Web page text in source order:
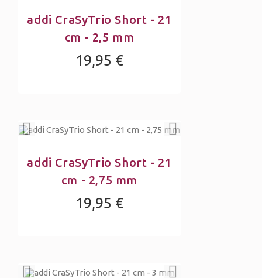
addi CraSyTrio Short - 21
cm - 2,5 mm
19,95 €
addi CraSyTrio Short - 21
cm - 2,75 mm
19,95 €